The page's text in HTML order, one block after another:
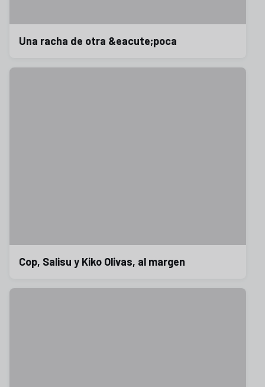
Una racha de otra &eacute;poca
Cop, Salisu y Kiko Olivas, al margen